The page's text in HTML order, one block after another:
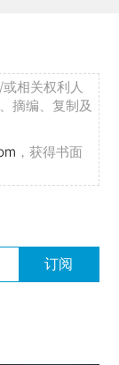
相关权利人
摘编、复制及
，获得书面
订阅